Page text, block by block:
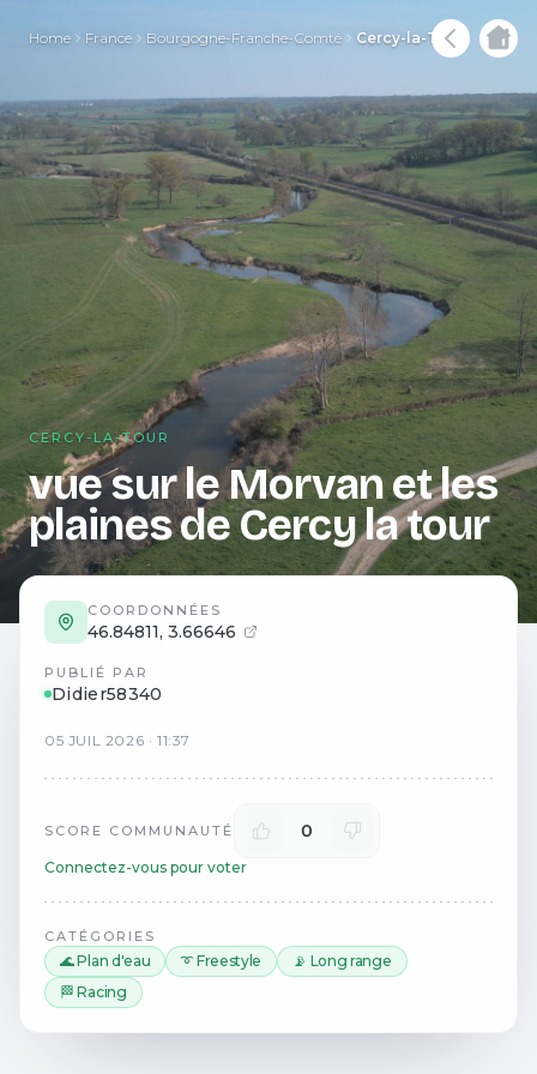
Home France Bourgogne-Franche-Comté Cercy-la-Tour
CERCY-LA-TOUR
vue sur le Morvan et les
plaines de Cercy la tour
COORDONNÉES
46.84811, 3.66646
PUBLIÉ PAR
Didier58340
05 JUIL 2026 ·11:37
SCORE COMMUNAUTÉ 0
Connectez-vous pour voter
CATÉGORIES
🌊 Plan d'eau ➰ Freestyle
📡 Long range
🏁 Racing